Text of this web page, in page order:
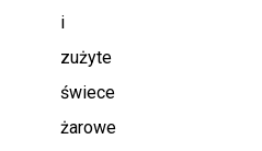
i
zużyte
świece
żarowe